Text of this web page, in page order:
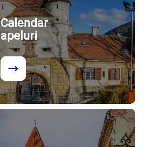
Calendar
apeluri